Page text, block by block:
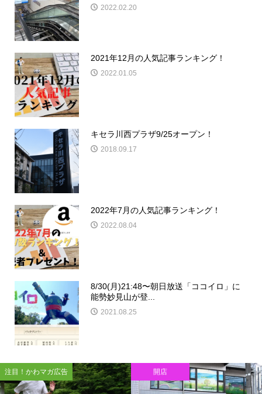
2022.02.20
2021年12月の人気記事ランキング！
2022.01.05
キセラ川西プラザ9/25オープン！
2018.09.17
2022年7月の人気記事ランキング！
2022.08.04
8/30(月)21:48〜朝日放送「ココイロ」に
能勢妙見山が登...
2021.08.25
注目！かわマガ広告 開店